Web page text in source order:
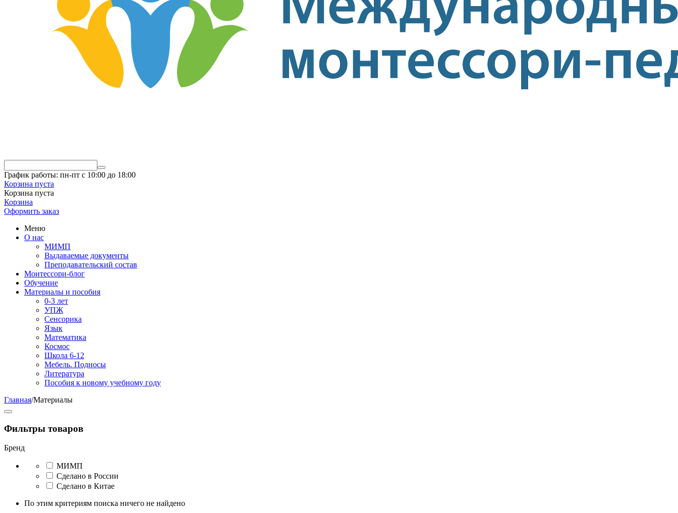
График работы: пн-пт с 10:00 до 18:00
Корзина пуста
Корзина пуста
Корзина
Оформить заказ
Меню
О нас
МИМП
Выдаваемые документы
Преподавательский состав
Монтессори-блог
Обучение
Материалы и пособия
0-3 лет
УПЖ
Сенсорика
Язык
Математика
Космос
Школа 6-12
Мебель. Подносы
Литература
Пособия к новому учебному году
Главная/Материалы
Фильтры товаров
Бренд
МИМП
Сделано в России
Сделано в Китае
По этим критериям поиска ничего не найдено